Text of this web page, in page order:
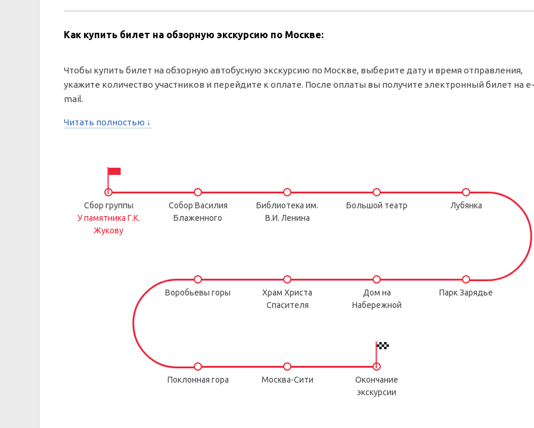
Как купить билет на обзорную экскурсию по Москве:
Чтобы купить билет на обзорную автобусную экскурсию по Москве, выберите дату и время отправления,
укажите количество участников и перейдите к оплате. После оплаты вы получите электронный билет на e-
mail.
Читать полностью ↓
Сбор группы
У памятника Г.К.
Жукову
Собор Василия
Блаженного
Библиотека им.
В.И. Ленина
Большой театр Лубянка
Парк Зарядье
Дом на
Набережной
Храм Христа
Спасителя
Воробьевы горы
Поклонная гора Москва-Сити
Окончание
экскурсии